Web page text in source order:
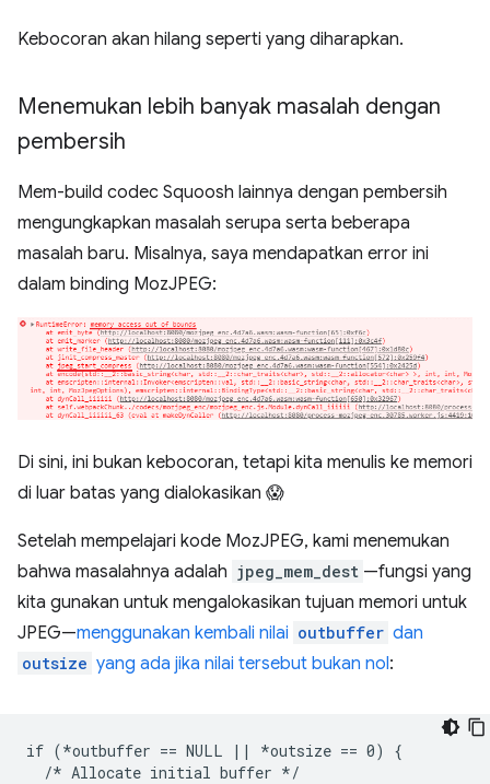
Kebocoran akan hilang seperti yang diharapkan.
Menemukan lebih banyak masalah dengan
pembersih
Mem-build codec Squoosh lainnya dengan pembersih
mengungkapkan masalah serupa serta beberapa
masalah baru. Misalnya, saya mendapatkan error ini
dalam binding MozJPEG:
Di sini, ini bukan kebocoran, tetapi kita menulis ke memori
di luar batas yang dialokasikan 😱
Setelah mempelajari kode MozJPEG, kami menemukan
bahwa masalahnya adalah jpeg_mem_dest —fungsi yang
kita gunakan untuk mengalokasikan tujuan memori untuk
JPEG—menggunakan kembali nilai outbuffer dan
outsize yang ada jika nilai tersebut bukan nol:
if (*outbuffer == NULL || *outsize == 0) {
  /*
Allocate initial buffer */